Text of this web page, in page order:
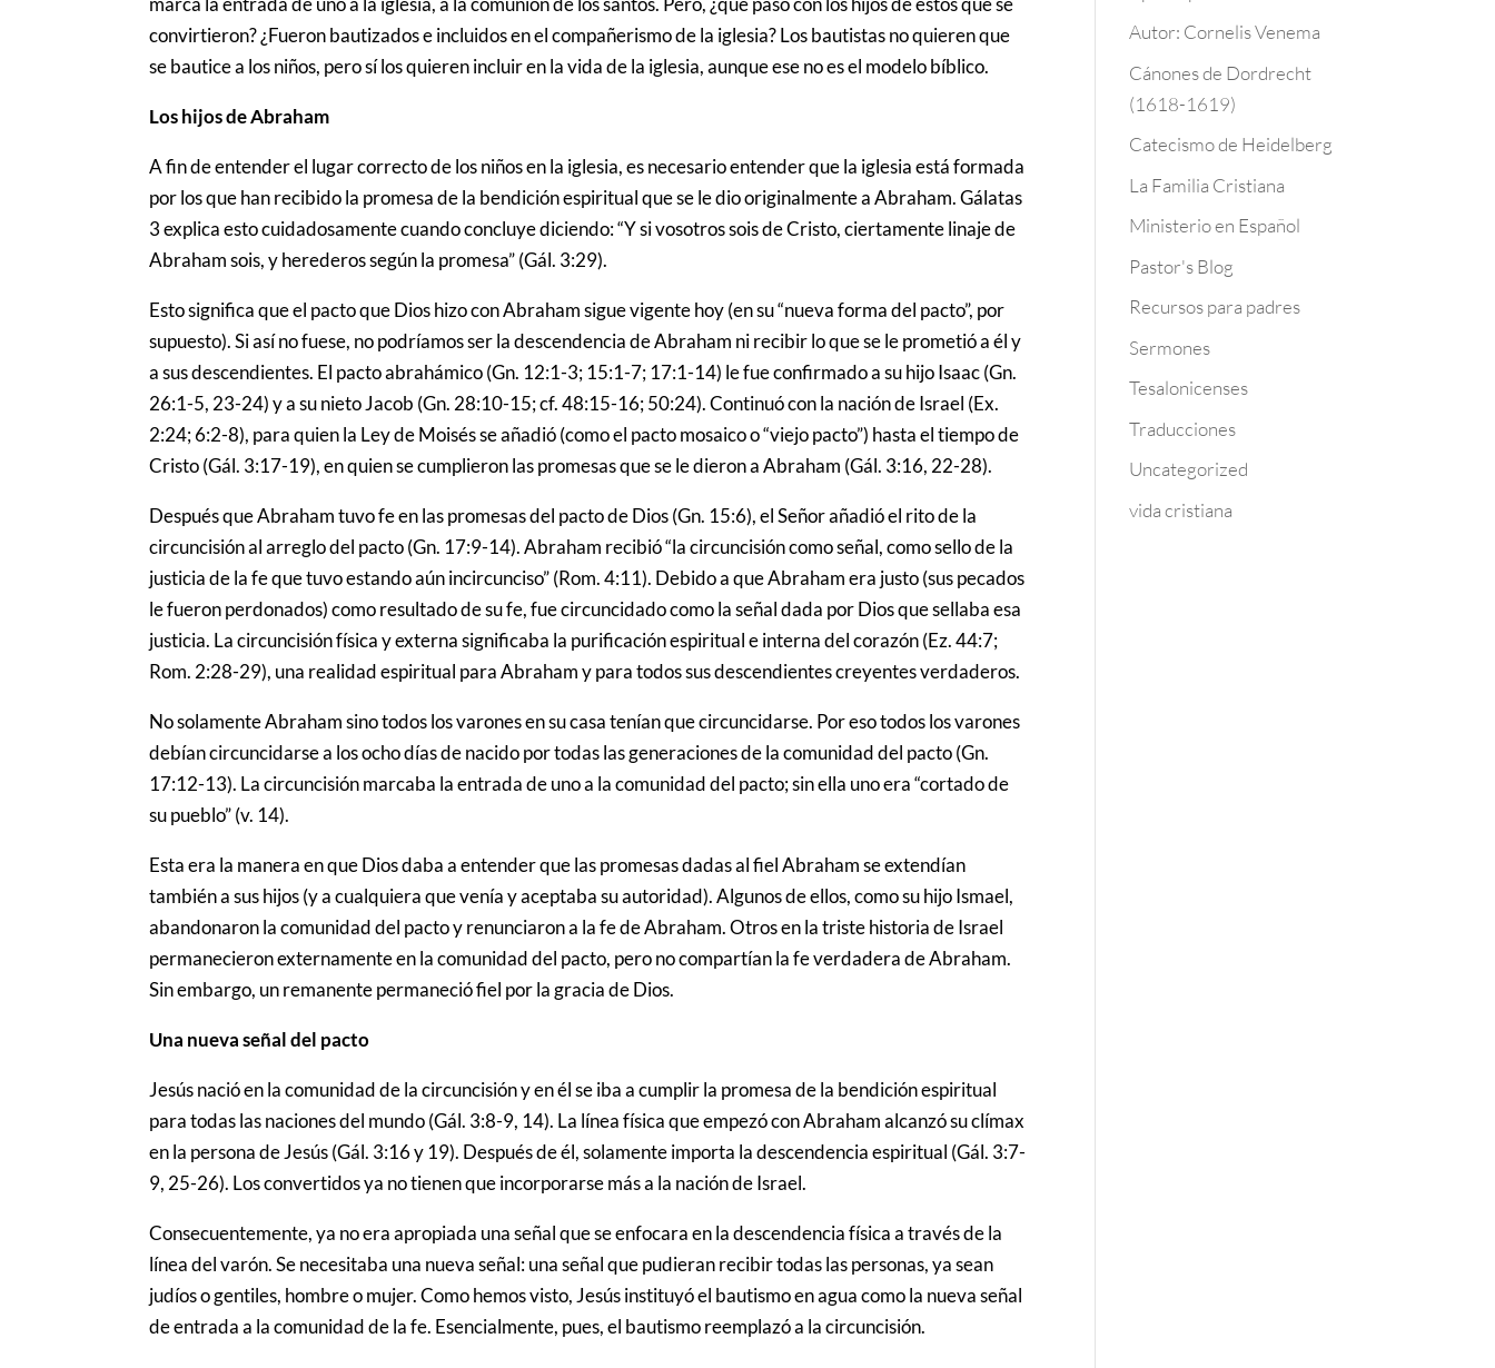
convirtieron? ¿Fueron bautizados e incluidos en el compañerismo de la iglesia? Los bautistas no quieren que
se bautice a los niños, pero sí los quieren incluir en la vida de la iglesia, aunque ese no es el modelo bíblico.
Los hijos de Abraham
A fin de entender el lugar correcto de los niños en la iglesia, es necesario entender que la iglesia está formada
por los que han recibido la promesa de la bendición espiritual que se le dio originalmente a Abraham. Gálatas
3 explica esto cuidadosamente cuando concluye diciendo: “Y si vosotros sois de Cristo, ciertamente linaje de
Abraham sois, y herederos según la promesa” (Gál. 3:29).
Esto significa que el pacto que Dios hizo con Abraham sigue vigente hoy (en su “nueva forma del pacto”, por
supuesto). Si así no fuese, no podríamos ser la descendencia de Abraham ni recibir lo que se le prometió a él y
a sus descendientes. El pacto abrahámico (Gn. 12:1-3; 15:1-7; 17:1-14) le fue confirmado a su hijo Isaac (Gn.
26:1-5, 23-24) y a su nieto Jacob (Gn. 28:10-15; cf. 48:15-16; 50:24). Continuó con la nación de Israel (Ex.
2:24; 6:2-8), para quien la Ley de Moisés se añadió (como el pacto mosaico o “viejo pacto”) hasta el tiempo de
Cristo (Gál. 3:17-19), en quien se cumplieron las promesas que se le dieron a Abraham (Gál. 3:16, 22-28).
Después que Abraham tuvo fe en las promesas del pacto de Dios (Gn. 15:6), el Señor añadió el rito de la
circuncisión al arreglo del pacto (Gn. 17:9-14). Abraham recibió “la circuncisión como señal, como sello de la
justicia de la fe que tuvo estando aún incircunciso” (Rom. 4:11). Debido a que Abraham era justo (sus pecados
le fueron perdonados) como resultado de su fe, fue circuncidado como la señal dada por Dios que sellaba esa
justicia. La circuncisión física y externa significaba la purificación espiritual e interna del corazón (Ez. 44:7;
Rom. 2:28-29), una realidad espiritual para Abraham y para todos sus descendientes creyentes verdaderos.
No solamente Abraham sino todos los varones en su casa tenían que circuncidarse. Por eso todos los varones
debían circuncidarse a los ocho días de nacido por todas las generaciones de la comunidad del pacto (Gn.
17:12-13). La circuncisión marcaba la entrada de uno a la comunidad del pacto; sin ella uno era “cortado de
su pueblo” (v. 14).
Esta era la manera en que Dios daba a entender que las promesas dadas al fiel Abraham se extendían
también a sus hijos (y a cualquiera que venía y aceptaba su autoridad). Algunos de ellos, como su hijo Ismael,
abandonaron la comunidad del pacto y renunciaron a la fe de Abraham. Otros en la triste historia de Israel
permanecieron externamente en la comunidad del pacto, pero no compartían la fe verdadera de Abraham.
Sin embargo, un remanente permaneció fiel por la gracia de Dios.
Una nueva señal del pacto
Jesús nació en la comunidad de la circuncisión y en él se iba a cumplir la promesa de la bendición espiritual
para todas las naciones del mundo (Gál. 3:8-9, 14). La línea física que empezó con Abraham alcanzó su clímax
en la persona de Jesús (Gál. 3:16 y 19). Después de él, solamente importa la descendencia espiritual (Gál. 3:7-
9, 25-26). Los convertidos ya no tienen que incorporarse más a la nación de Israel.
Consecuentemente, ya no era apropiada una señal que se enfocara en la descendencia física a través de la
línea del varón. Se necesitaba una nueva señal: una señal que pudieran recibir todas las personas, ya sean
judíos o gentiles, hombre o mujer. Como hemos visto, Jesús instituyó el bautismo en agua como la nueva señal
de entrada a la comunidad de la fe. Esencialmente, pues, el bautismo reemplazó a la circuncisión.
Autor: Cornelis Venema
Cánones de Dordrecht
(1618-1619)
Catecismo de Heidelberg
La Familia Cristiana
Ministerio en Español
Pastor's Blog
Recursos para padres
Sermones
Tesalonicenses
Traducciones
Uncategorized
vida cristiana